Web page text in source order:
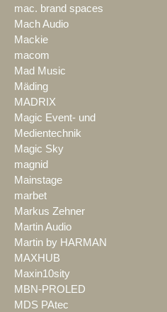
mac. brand spaces
Mach Audio
Mackie
macom
Mad Music
Mäding
MADRIX
Magic Event- und
Medientechnik
Magic Sky
magnid
Mainstage
marbet
Markus Zehner
Martin Audio
Martin by HARMAN
MAXHUB
Maxin10sity
MBN-PROLED
MDS PAtec